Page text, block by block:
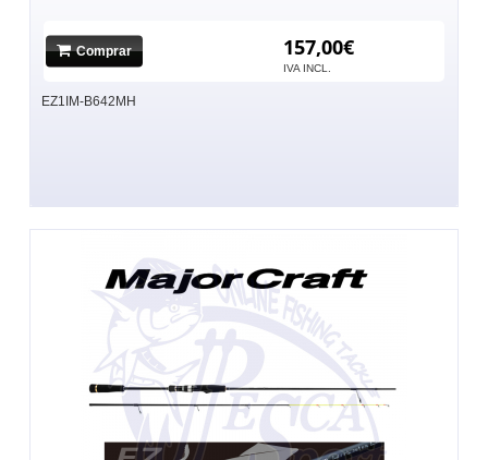
Comprar 157,00€
IVA INCL.
EZ1IM-B642MH